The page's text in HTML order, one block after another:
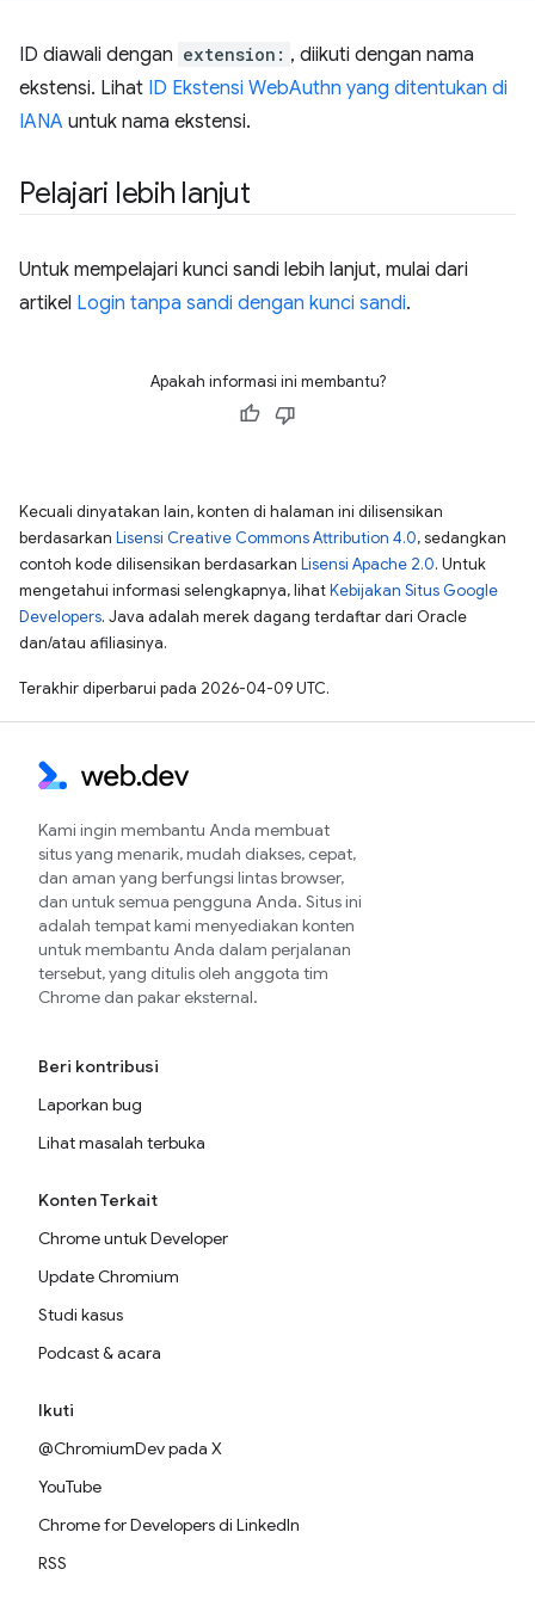
ID diawali dengan extension: , diikuti dengan nama
ekstensi. Lihat ID Ekstensi WebAuthn yang ditentukan di
IANA untuk nama ekstensi.
Pelajari lebih lanjut
Untuk mempelajari kunci sandi lebih lanjut, mulai dari
artikel Login tanpa sandi dengan kunci sandi.
Apakah informasi ini membantu?
Kecuali dinyatakan lain, konten di halaman ini dilisensikan
berdasarkan Lisensi Creative Commons Attribution 4.0, sedangkan
contoh kode dilisensikan berdasarkan Lisensi Apache 2.0. Untuk
mengetahui informasi selengkapnya, lihatKebijakan Situs Google
Developers. Java adalah merek dagang terdaftar dari Oracle
dan/atau afiliasinya.
Terakhir diperbarui pada 2026-04-09 UTC.
Kami ingin membantu Anda membuat
situs yang menarik, mudah diakses, cepat,
dan aman yang berfungsi lintas browser,
dan untuk semua pengguna Anda. Situs ini
adalah tempat kami menyediakan konten
untuk membantu Anda dalam perjalanan
tersebut, yang ditulis oleh anggota tim
Chrome dan pakar eksternal.
Beri kontribusi
Laporkan bug
Lihat masalah terbuka
Konten Terkait
Chrome untuk Developer
Update Chromium
Studi kasus
Podcast & acara
Ikuti
@ChromiumDev pada X
YouTube
Chrome for Developers di LinkedIn
RSS